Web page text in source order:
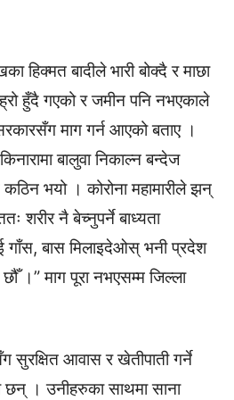
हिक्मत बादीले भारी बोक्दै र माछा
हुँदै गएको र जमीन पनि नभएकाले
माग गर्न आएको बताए ।
बालुवा निकाल्न बन्देज
भयो । कोरोना महामारीले झन्
शरीर नै बेच्नुपर्ने बाध्यता
गाँस, बास मिलाइदेओस् भनी प्रदेश
।” माग पूरा नभएसम्म जिल्ला
आवास र खेतीपाती गर्ने
छन् । उनीहरुका साथमा साना